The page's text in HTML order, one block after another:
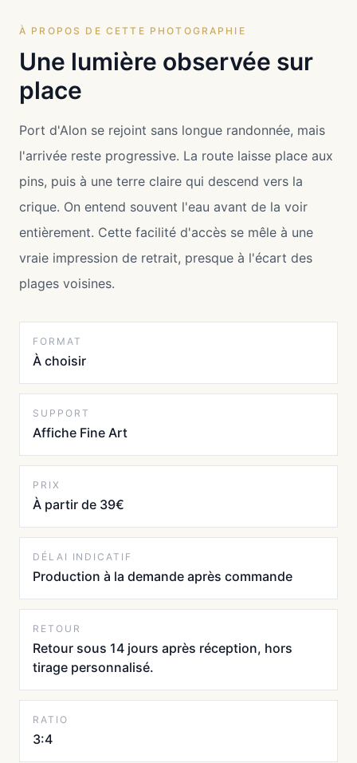
À PROPOS DE CETTE PHOTOGRAPHIE
Une lumière observée sur
place
Port d'Alon se rejoint sans longue randonnée, mais
l'arrivée reste progressive. La route laisse place aux
pins, puis à une terre claire qui descend vers la
crique. On entend souvent l'eau avant de la voir
entièrement. Cette facilité d'accès se mêle à une
vraie impression de retrait, presque à l'écart des
plages voisines.
FORMAT
À choisir
SUPPORT
Affiche Fine Art
PRIX
À partir de 39€
DÉLAI INDICATIF
Production à la demande après commande
RETOUR
Retour sous 14 jours après réception, hors
tirage personnalisé.
RATIO
3:4